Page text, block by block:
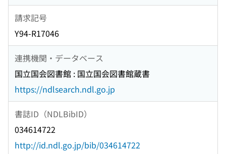
請求記号
Y94-R17046
連携機関・データベース
国立国会図書館 : 国立国会図書館蔵書
https://ndlsearch.ndl.go.jp
書誌ID（NDLBibID）
034614722
http://id.ndl.go.jp/bib/034614722